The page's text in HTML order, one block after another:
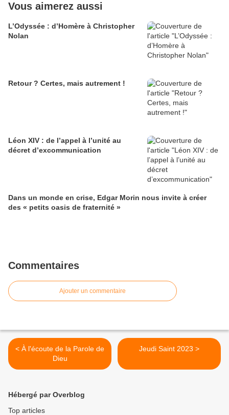
Vous aimerez aussi
L’Odyssée : d’Homère à Christopher
Nolan
Retour ? Certes, mais autrement !
Léon XIV : de l’appel à l’unité au
décret d’excommunication
Dans un monde en crise, Edgar Morin nous invite à créer
des « petits oasis de fraternité »
Commentaires
Ajouter un commentaire
< À l'écoute de la Parole de
Dieu
Jeudi Saint 2023 >
Hébergé par Overblog
Top articles